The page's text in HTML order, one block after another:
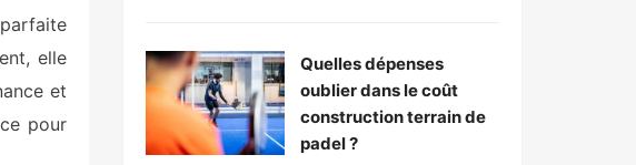
elle
et
pour
Quelles dépenses
oublier dans le coût
construction terrain de
padel ?